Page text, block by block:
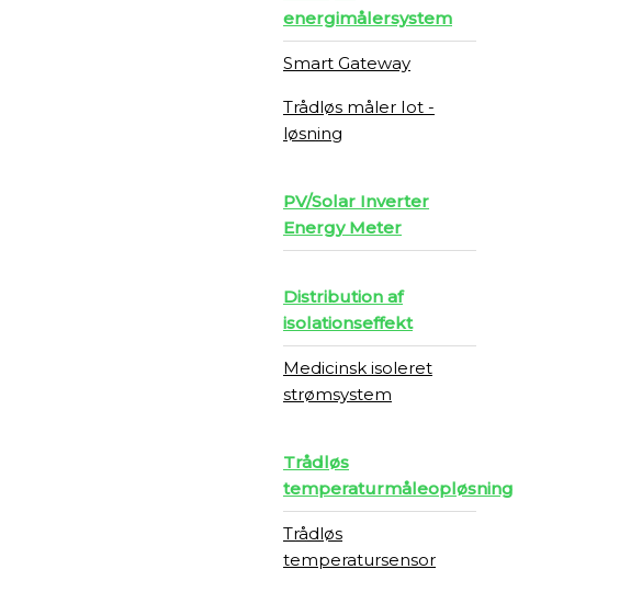
energimålersystem
Smart Gateway
Trådløs måler Iot -
løsning
PV/Solar Inverter
Energy Meter
Distribution af
isolationseffekt
Medicinsk isoleret
strømsystem
Trådløs
temperaturmåleopløsning
Trådløs
temperatursensor